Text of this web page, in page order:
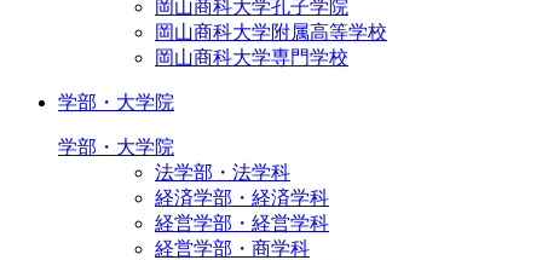
岡山商科大学孔子学院
岡山商科大学附属高等学校
岡山商科大学専門学校
学部・大学院
学部・大学院
法学部・法学科
経済学部・経済学科
経営学部・経営学科
経営学部・商学科